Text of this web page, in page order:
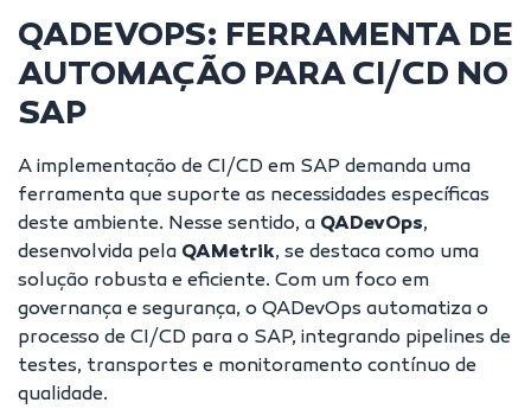
QADEVOPS: FERRAMENTA DE
AUTOMAÇÃO PARA CI/CD NO
SAP
A implementação de CI/CD em SAP demanda uma
ferramenta que suporte as necessidades específicas
deste ambiente. Nesse sentido, a QADevOps,
desenvolvida pela QAMetrik, se destaca como uma
solução robusta e eficiente. Com um foco em
governança e segurança, o QADevOps automatiza o
processo de CI/CD para o SAP, integrando pipelines de
testes, transportes e monitoramento contínuo de
qualidade.